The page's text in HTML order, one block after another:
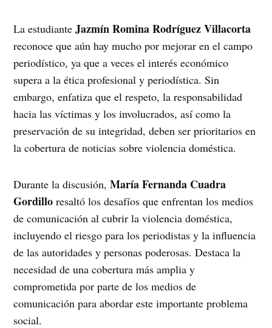
La estudianteJazmín Romina Rodríguez Villacorta
reconoce que aún hay mucho por mejorar en el campo
periodístico, ya que a veces el interés económico
supera a la ética profesional y periodística. Sin
embargo, enfatiza que el respeto, la responsabilidad
hacia las víctimas y los involucrados, así como la
preservación de su integridad, deben ser prioritarios en
la cobertura de noticias sobre violencia doméstica.
Durante la discusión,María Fernanda Cuadra
Gordillo resaltó los desafíos que enfrentan los medios
de comunicación al cubrir la violencia doméstica,
incluyendo el riesgo para los periodistas y la influencia
de las autoridades y personas poderosas. Destaca la
necesidad de una cobertura más amplia y
comprometida por parte de los medios de
comunicación para abordar este importante problema
social.